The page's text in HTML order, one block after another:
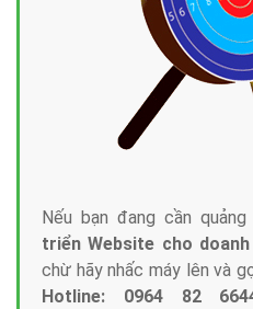
Nếu bạn đang cần
triển Website cho
chừ hãy nhấc máy lên và
Hotline: 0964 82